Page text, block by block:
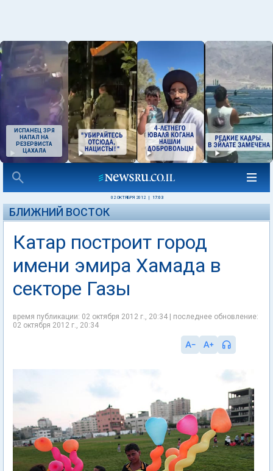
ИСПАНЕЦ ЗРЯ
НАПАЛ НА
РЕЗЕРВИСТА
ЦАХАЛА
02 ОКТЯБРЯ 2012 17:03
БЛИЖНИЙ ВОСТОК
Катар построит город
имени эмира Хамада в
секторе Газы
время публикации: 02 октября 2012 г., 20:34 | последнее обновление:
02 октября 2012 г., 20:34